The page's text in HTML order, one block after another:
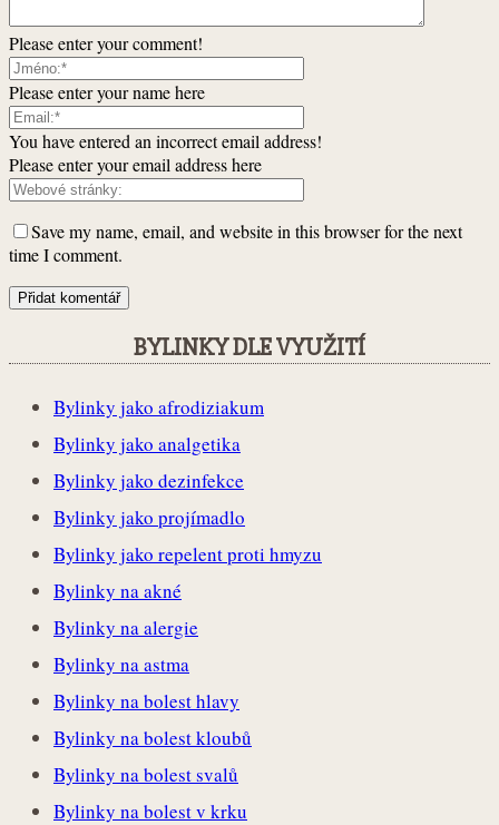
Please enter your comment!
Please enter your name here
You have entered an incorrect email address!
Please enter your email address here
Save my name, email, and website in this browser for the next
time I comment.
BYLINKY DLE VYUŽITÍ
Bylinky jako afrodiziakum
Bylinky jako analgetika
Bylinky jako dezinfekce
Bylinky jako projímadlo
Bylinky jako repelent proti hmyzu
Bylinky na akné
Bylinky na alergie
Bylinky na astma
Bylinky na bolest hlavy
Bylinky na bolest kloubů
Bylinky na bolest svalů
Bylinky na bolest v krku